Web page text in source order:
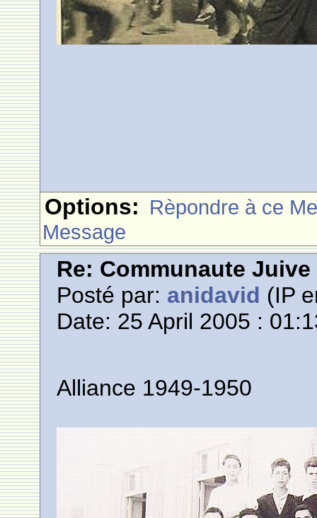
Options: Rèpondre à ce
Message
Re: Communaute
Posté par: anidavid (IP
Date: 25 April 2005 :
Alliance 1949-1950